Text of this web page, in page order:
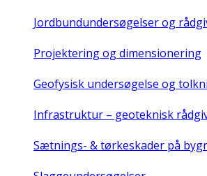
Jordbundundersøgelser og
Projektering og dimensionering
Geofysisk undersøgelse og
Infrastruktur – geoteknisk
Sætnings- & tørkeskader på